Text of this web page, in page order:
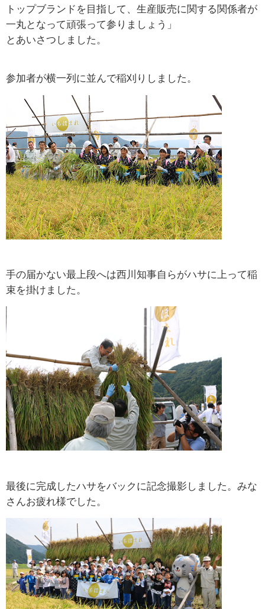
トップブランドを目指して、生産販売に関する関係者が
一丸となって頑張って参りましょう」
とあいさつしました。
参加者が横一列に並んで稲刈りしました。
手の届かない最上段へは西川知事自らがハサに上って稲
束を掛けました。
最後に完成したハサをバックに記念撮影しました。みな
さんお疲れ様でした。